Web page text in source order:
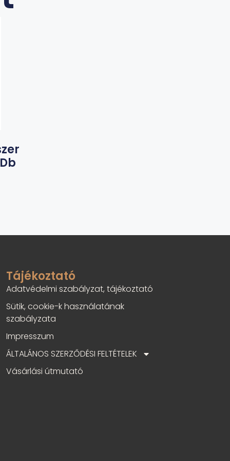
Tájékoztató
Adatvédelmi szabályzat, tájékoztató
Sütik, cookie-k használatának
szabályzata
Impresszum
ÁLTALÁNOS SZERZŐDÉSI FELTÉTELEK
Vásárlási útmutató